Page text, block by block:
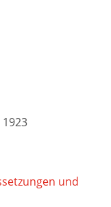
und